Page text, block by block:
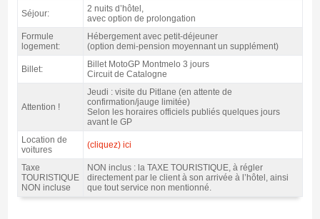
Séjour:
2 nuits d’hôtel,
avec option de prolongation
Formule
logement:
Hébergement avec petit-déjeuner
(option demi-pension moyennant un supplément)
Billet:
Billet MotoGP Montmelo 3 jours
Circuit de Catalogne
Attention !
Jeudi : visite du Pitlane (en attente de
confirmation/jauge limitée)
Selon les horaires officiels publiés quelques jours
avant le GP
Location de
voitures
(cliquez) ici
Taxe
TOURISTIQUE
NON incluse
NON inclus : la TAXE TOURISTIQUE, à régler
directement par le client à son arrivée à l’hôtel, ainsi
que tout service non mentionné.